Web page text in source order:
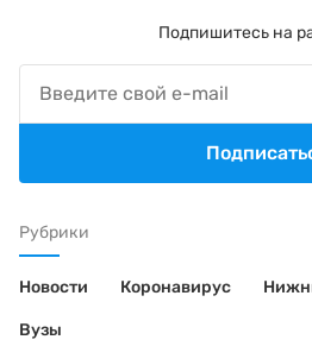
Рубрики
Новости Коронавирус
Вузы
Подпишитесь на